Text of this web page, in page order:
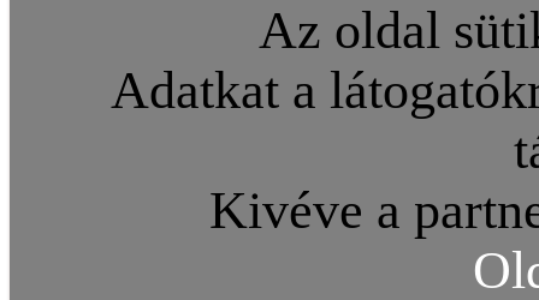
Az oldal
Adatkat a
Kivéve a